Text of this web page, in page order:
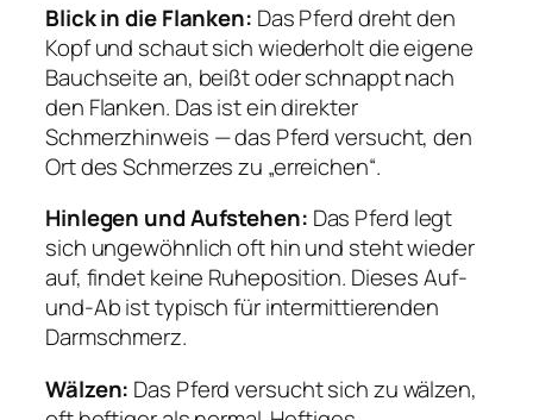
Blick in die Flanken: Das Pferd dreht den
Kopf und schaut sich wiederholt die eigene
Bauchseite an, beißt oder schnappt nach
den Flanken. Das ist ein direkter
Schmerzhinweis — das Pferd versucht, den
Ort des Schmerzes zu „erreichen“.
Hinlegen und Aufstehen: Das Pferd legt
sich ungewöhnlich oft hin und steht wieder
auf, findet keine Ruheposition. Dieses Auf-
und-Ab ist typisch für intermittierenden
Darmschmerz.
Wälzen: Das Pferd versucht sich zu wälzen,